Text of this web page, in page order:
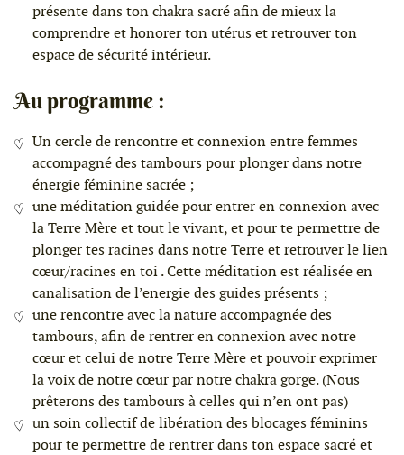
présente dans ton chakra sacré afin de mieux la
comprendre et honorer ton utérus et retrouver ton
espace de sécurité intérieur.
Au programme :
Un cercle de rencontre et connexion entre femmes
accompagné des tambours pour plonger dans notre
énergie féminine sacrée ;
une méditation guidée pour entrer en connexion avec
la Terre Mère et tout le vivant, et pour te permettre de
plonger tes racines dans notre Terre et retrouver le lien
cœur/racines en toi . Cette méditation est réalisée en
canalisation de l’energie des guides présents ;
une rencontre avec la nature accompagnée des
tambours, afin de rentrer en connexion avec notre
cœur et celui de notre Terre Mère et pouvoir exprimer
la voix de notre cœur par notre chakra gorge. (Nous
prêterons des tambours à celles qui n’en ont pas)
un soin collectif de libération des blocages féminins
pour te permettre de rentrer dans ton espace sacré et